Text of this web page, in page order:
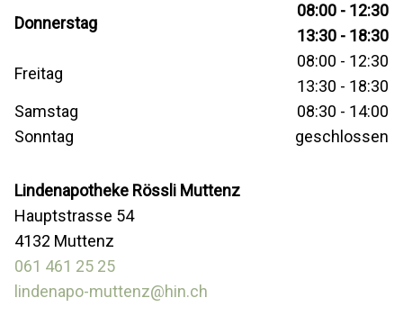
Donnerstag
08:00 - 12:30
13:30 - 18:30
Freitag
08:00 - 12:30
13:30 - 18:30
Samstag
08:30 - 14:00
Sonntag
geschlossen
Lindenapotheke Rössli Muttenz
Hauptstrasse 54
4132 Muttenz
061 461 25 25
lindenapo-muttenz@hin.ch